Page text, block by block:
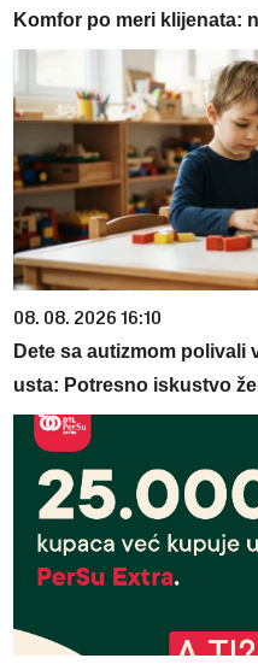
Komfor po meri klijenata:
08. 08. 2026 16:10
Dete sa autizmom polivali
usta: Potresno iskustvo